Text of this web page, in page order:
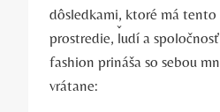
dôsledkami, ktoré má
prostredie, ľudí a
fashion prináša so sebou
vrátane: